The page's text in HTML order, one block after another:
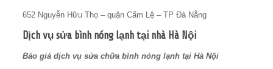
652 Nguyễn Hữu Thọ – quận Cẩm Lệ – TP Đà Nẵng
Dịch vụ sửa bình nóng lạnh tại nhà Hà Nội
Báo giá dịch vụ sửa chữa bình nóng lạnh tại Hà Nội